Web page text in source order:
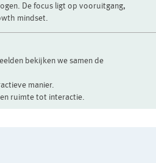
De focus ligt op vooruitgang,
mindset.
bekijken we samen de
manier.
ruimte tot interactie.